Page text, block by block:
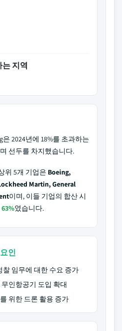
지역
은 2024년에 18%를 초과하는
선두를 차지했습니다.
위 5개 기업은 Boeing,
Martin, General
이며, 이들 기업의 합산 시
63%였습니다.
인
찰 임무에 대한 수요 증가
인항공기 도입 확대
위한 드론 활용 증가